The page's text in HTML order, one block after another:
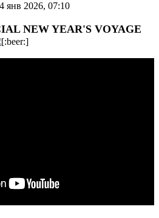
янв 2026, 07:10
NEW YEAR'S VOYAGE